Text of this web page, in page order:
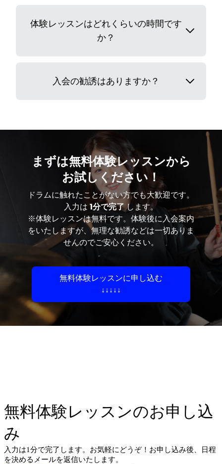
体験レッスンはどれくらいの時間です
か？
入会の勧誘はありますか？
まずは無料体験レッスンから
お試しください！
ドラムに触れたことがない方でも大歓迎です。
入力は 1分で完了します。
※体験レッスンは無料です。体験後に入会案内
をいたしますが、無理な勧誘などは一切ありま
せんのでご安心ください。
無料体験レッスンに申し込む
↓↓↓↓↓